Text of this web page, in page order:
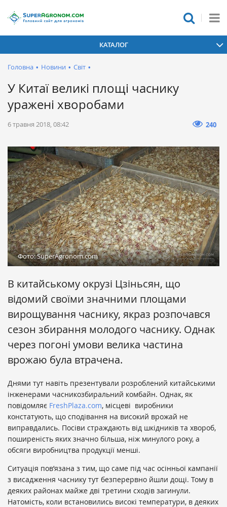
КАТАЛОГ
Головна • Новини • Світ •
У Китаї великі площі часнику
уражені хворобами
6 травня 2018, 08:42 240
Фото: SuperAgronom.com
В китайському окрузі Цзіньсян, що
відомий своїми значними площами
вирощування часнику, якраз розпочався
сезон збирання молодого часнику. Однак
через погоні умови велика частина
врожаю була втрачена.
Днями тут навіть презентували розроблений китайськими
інженерами часникозбиральний комбайн. Однак, як
повідомляє FreshPlaza.com, місцеві виробники
констатують, що сподівання на високий врожай не
виправдались. Посіви страждають від шкідників та хвороб,
поширеність яких значно більша, ніж минулого року, а
обсяги виробництва продукції менші.
Ситуація пов’язана з тим, що саме під час осінньої кампанії
з висадження часнику тут безперервно йшли дощі. Тому в
деяких районах майже дві третини сходів загинули.
Натомість, коли встановились високі температури, в деяких